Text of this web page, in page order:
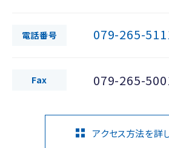
電話番号 079-265-
Fax 079-265-
アクセス方法を詳